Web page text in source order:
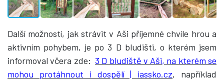
Další možností, jak strávit v Aši příjemné chvíle hrou a
aktivním pohybem, je po 3 D bludišti, o kterém jsem
informoval včera zde: 3 D bludiště v Aši, na kterém se
mohou protáhnout i dospělí | iassko.cz, například